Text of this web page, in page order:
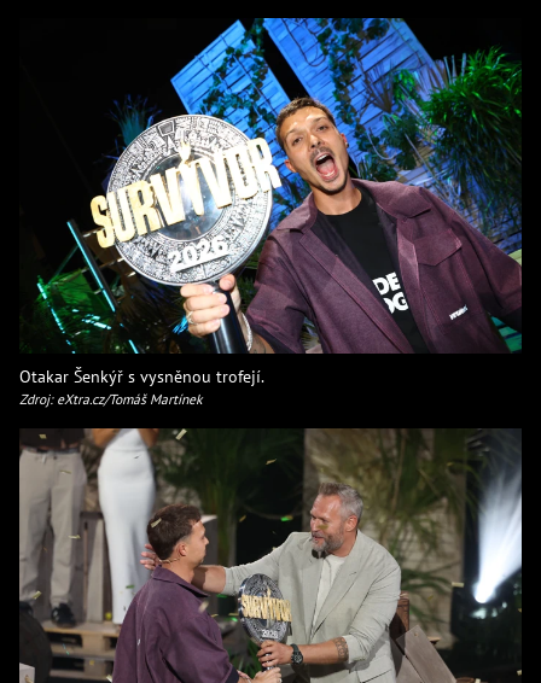
Otakar Šenkýř s vysněnou trofejí.
Zdroj: eXtra.cz/Tomáš Martínek